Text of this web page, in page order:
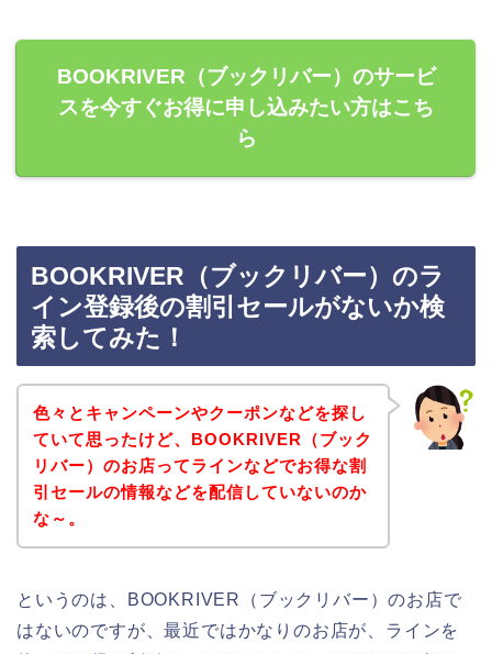
BOOKRIVER（ブックリバー）のサービ
スを今すぐお得に申し込みたい方はこち
ら
BOOKRIVER（ブックリバー）のラ
イン登録後の割引セールがないか検
索してみた！
色々とキャンペーンやクーポンなどを探し
ていて思ったけど、BOOKRIVER（ブック
リバー）のお店ってラインなどでお得な割
引セールの情報などを配信していないのか
な～。
というのは、BOOKRIVER（ブックリバー）のお店で
はないのですが、最近ではかなりのお店が、ラインを